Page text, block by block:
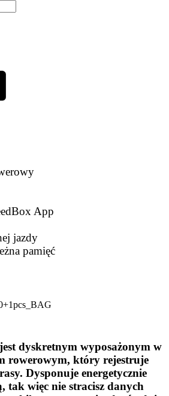
App
jazdy
pamięć
dyskretnym wyposażonym w
rowerowym, który rejestruje
Dysponuje energetycznie
tak więc nie stracisz danych